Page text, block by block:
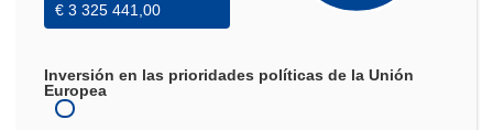
€ 3 325 441,00
Inversión en las prioridades políticas de la Unión
Europea